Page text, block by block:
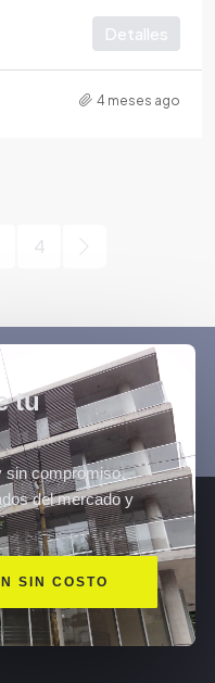
Detalles
4 meses ago
4
tu
sin compromiso,
del mercado y
SIN COSTO